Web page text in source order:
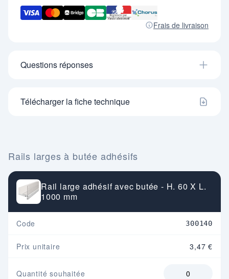
Frais de livraison
Questions réponses
Télécharger la fiche technique
Rails larges à butée adhésifs
Rail large adhésif avec butée - H. 60 X L.
1000 mm
Code 300140
Prix unitaire 3,47 €
Quantité souhaitée